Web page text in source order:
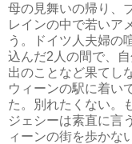
母の見舞いの帰り、
レインの中で若いア
う。ドイツ人夫婦の
込んだ2人の間で、
出のことなど果てし
ウィーンの駅に着い
た。別れたくない。
ジェシーは素直に言
ィーンの街を歩かな